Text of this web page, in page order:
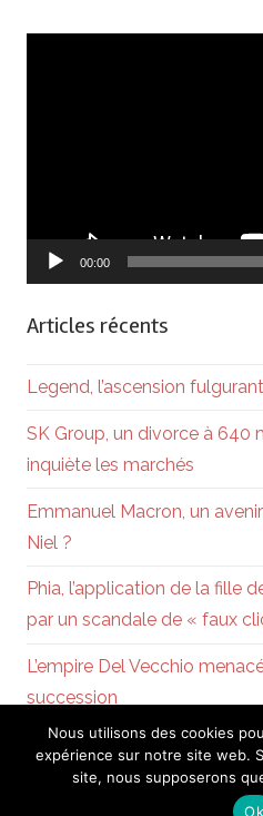
00:00
Articles récents
Legend, l’ascension
SK Group, un divorce à 640
inquiète les marchés
Emmanuel Macron, un
Niel ?
Phia, l’application de la fille
par un scandale de « faux
L’empire Del Vecchio
succession
Powered by
Nous utilisons des cookies
expérience sur notre site web.
site, nous supposerons
Ok